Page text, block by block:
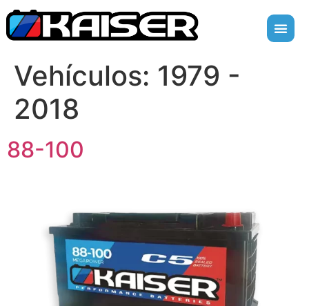
Vehículos: 1979 -
2018
88-100